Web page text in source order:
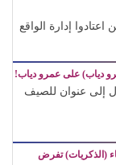
إدارة الواقع
دياب) على عمرو دياب!
إلى عنوان للصيف
(الذكريات) تفرض